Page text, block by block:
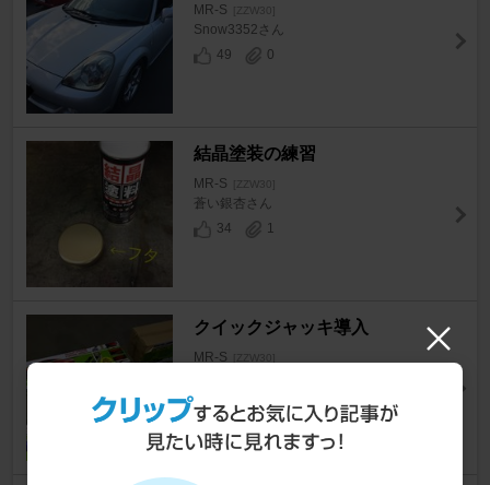
MR-S [ZZW30]
Snow3352さん
49
0
結晶塗装の練習
MR-S [ZZW30]
蒼い銀杏さん
34
1
クイックジャッキ導入
MR-S [ZZW30]
29
0